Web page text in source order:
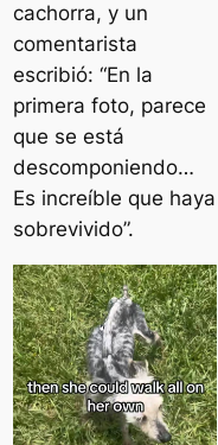
cachorra, y un
comentarista
escribió: “En la
primera foto, parece
que se está
descomponiendo…
Es increíble que haya
sobrevivido”.